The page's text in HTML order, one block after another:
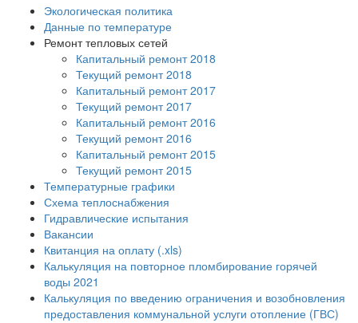
Экологическая политика
Данные по температуре
Ремонт тепловых сетей
Капитальный ремонт 2018
Текущий ремонт 2018
Капитальный ремонт 2017
Текущий ремонт 2017
Капитальный ремонт 2016
Текущий ремонт 2016
Капитальный ремонт 2015
Текущий ремонт 2015
Температурные графики
Схема теплоснабжения
Гидравлические испытания
Вакансии
Квитанция на оплату (.xls)
Калькуляция на повторное пломбирование горячей
воды 2021
Калькуляция по введению ограничения и возобновления
предоставления коммунальной услуги отопление (ГВС)